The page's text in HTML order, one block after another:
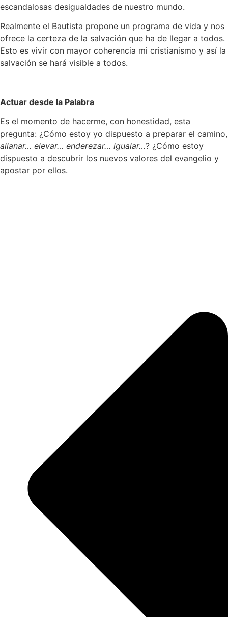
escandalosas desigualdades de nuestro mundo.
Realmente el Bautista propone un programa de vida y nos
ofrece la certeza de la salvación que ha de llegar a todos.
Esto es vivir con mayor coherencia mi cristianismo y así la
salvación se hará visible a todos.
Actuar desde la Palabra
Es el momento de hacerme, con honestidad, esta
pregunta: ¿Cómo estoy yo dispuesto a preparar el camino,
allanar… elevar… enderezar… igualar…? ¿Cómo estoy
dispuesto a descubrir los nuevos valores del evangelio y
apostar por ellos.